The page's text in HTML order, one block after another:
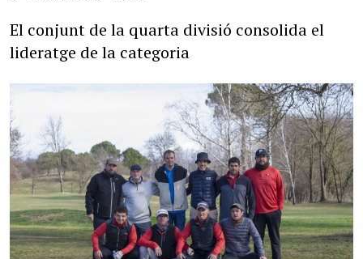
El conjunt de la quarta divisió consolida el
lideratge de la categoria